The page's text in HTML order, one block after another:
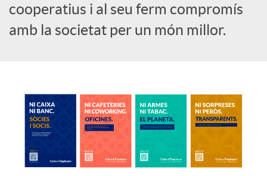
t
cooperatius i al seu ferm compromís
amb la societat per un món millor.